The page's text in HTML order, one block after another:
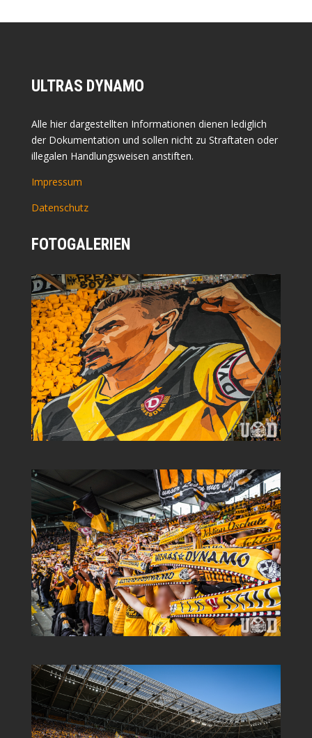
ULTRAS DYNAMO
Alle hier dargestellten Informationen dienen lediglich
der Dokumentation und sollen nicht zu Straftaten oder
illegalen Handlungsweisen anstiften.
Impressum
Datenschutz
FOTOGALERIEN